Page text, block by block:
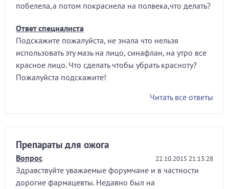
побелела,а потом покраснела на полвека,что делать?
Ответ специалиста
Подскажите пожалуйста, не знала что нельзя
использовать эту мазь на лицо, синафлан, на утро все
красное лицо. Что сделать чтобы убрать красноту?
Пожалуйста подскажите!
Читать все ответы
Препараты для ожога
Вопрос 22.10.2015 21:13:28
Здравствуйте уважаемые форумчане и в частности
дорогие фармацевты. Недавно был на